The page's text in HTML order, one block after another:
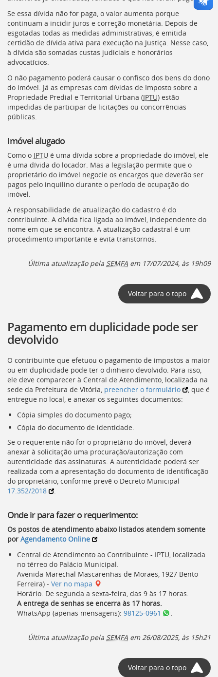
Se essa dívida não for paga, o valor aumenta porque
continuam a incidir juros e correção monetária. Depois de
esgotadas todas as medidas administrativas, é emitida
certidão de dívida ativa para execução na Justiça. Nesse caso,
à dívida são somadas custas judiciais e honorários
advocatícios.
O não pagamento poderá causar o confisco dos bens do dono
do imóvel. Já as empresas com dívidas de Imposto sobre a
Propriedade Predial e Territorial Urbana (IPTU) estão
impedidas de participar de licitações ou concorrências
públicas.
Imóvel alugado
Como o IPTU é uma dívida sobre a propriedade do imóvel, ele
é uma dívida do locador. Mas a legislação permite que o
proprietário do imóvel negocie os encargos que deverão ser
pagos pelo inquilino durante o período de ocupação do
imóvel.
A responsabilidade de atualização do cadastro é do
contribuinte. A dívida fica ligada ao imóvel, independente do
nome em que se encontra. A atualização cadastral é um
procedimento importante e evita transtornos.
Última atualização pela SEMFA em 17/07/2024, às 19h09
Voltar para o topo
Pagamento em duplicidade pode ser
devolvido
O contribuinte que efetuou o pagamento de impostos a maior
ou em duplicidade pode ter o dinheiro devolvido. Para isso,
ele deve comparecer à Central de Atendimento, localizada na
sede da Prefeitura de Vitória, preencher o formulário
, que é
entregue no local, e anexar os seguintes documentos:
Cópia simples do documento pago;
Cópia do documento de identidade.
Se o requerente não for o proprietário do imóvel, deverá
anexar à solicitação uma procuração/autorização com
autenticidade das assinaturas. A autenticidade poderá ser
realizada com a apresentação do documento de identificação
do proprietário, conforme prevê o Decreto Municipal
17.352/2018
.
Onde ir para fazer o requerimento:
Os postos de atendimento abaixo listados atendem somente
por Agendamento Online
Central de Atendimento ao Contribuinte - IPTU, localizada
no térreo do Palácio Municipal.
Avenida Marechal Mascarenhas de Moraes, 1927 Bento
Ferreira) - Ver no mapa
Horário: De segunda a sexta-feira, das 9 às 17 horas.
A entrega de senhas se encerra às 17 horas.
WhatsApp (apenas mensagens): 98125-0961 .
Última atualização pela SEMFA em 26/08/2025, às 15h21
Voltar para o topo